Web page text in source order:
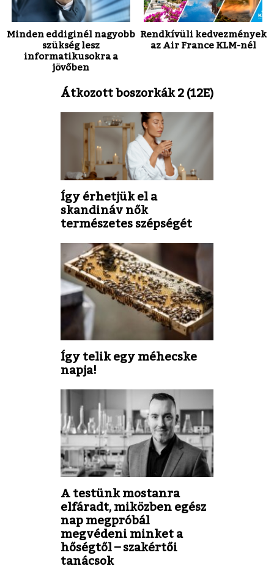
Minden eddiginél nagyobb
szükség lesz
informatikusokra a
jövőben
Rendkívüli kedvezmények
az Air France KLM-nél
Átkozott boszorkák 2 (12E)
Így érhetjük el a
skandináv nők
természetes szépségét
Így telik egy méhecske
napja!
A testünk mostanra
elfáradt, miközben egész
nap megpróbál
megvédeni minket a
hőségtől – szakértői
tanácsok